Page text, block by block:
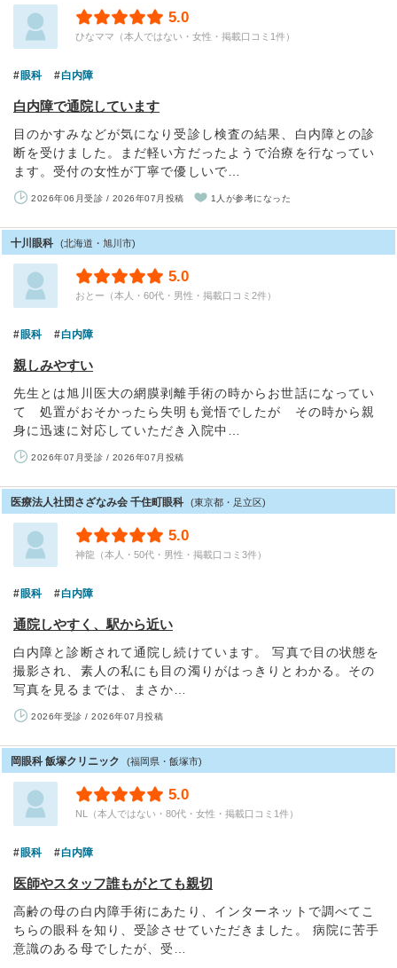
5.0
ひなママ（本人ではない・女性・掲載口コミ1件）
眼科 白内障
白内障で通院しています
目のかすみなどが気になり受診し検査の結果、白内障との診
断を受けました。まだ軽い方だったようで治療を行なってい
ます。受付の女性が丁寧で優しいで…
2026年06月受診 / 2026年07月投稿 1人が参考になった
十川眼科 (北海道・旭川市)
5.0
おとー（本人・60代・男性・掲載口コミ2件）
眼科 白内障
親しみやすい
先生とは旭川医大の網膜剥離手術の時からお世話になってい
て 処置がおそかったら失明も覚悟でしたが その時から親
身に迅速に対応していただき入院中…
2026年07月受診 / 2026年07月投稿
医療法人社団さざなみ会 千住町眼科 (東京都・足立区)
5.0
神龍（本人・50代・男性・掲載口コミ3件）
眼科 白内障
通院しやすく、駅から近い
白内障と診断されて通院し続けています。 写真で目の状態を
撮影され、素人の私にも目の濁りがはっきりとわかる。その
写真を見るまでは、まさか…
2026年受診 / 2026年07月投稿
岡眼科 飯塚クリニック (福岡県・飯塚市)
5.0
NL（本人ではない・80代・女性・掲載口コミ1件）
眼科 白内障
医師やスタッフ誰もがとても親切
高齢の母の白内障手術にあたり、インターネットで調べてこ
ちらの眼科を知り、受診させていただきました。 病院に苦手
意識のある母でしたが、受…